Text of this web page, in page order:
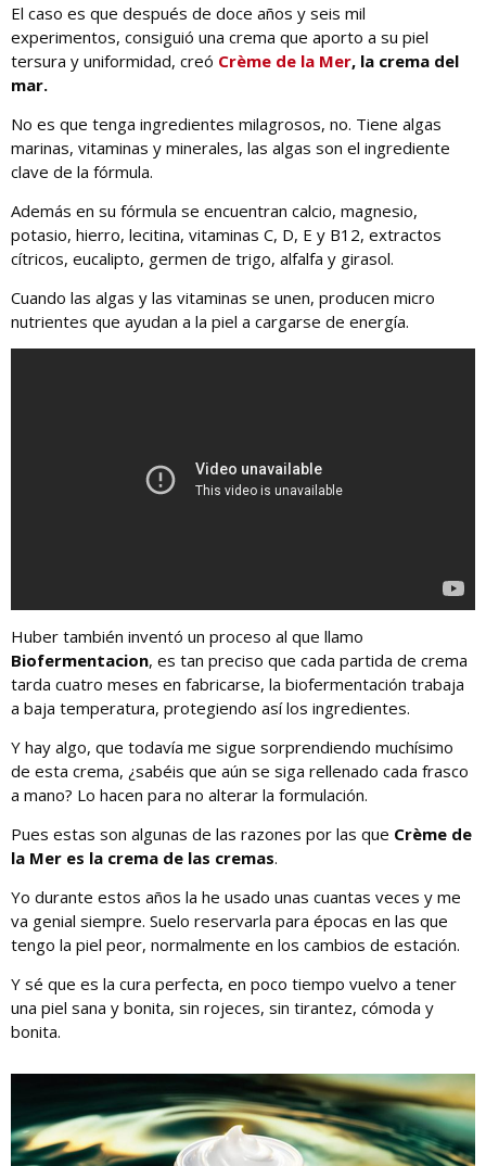
El caso es que después de doce años y seis mil
experimentos, consiguió una crema que aporto a su piel
tersura y uniformidad, creó Crème de la Mer, la crema del
mar.
No es que tenga ingredientes milagrosos, no. Tiene algas
marinas, vitaminas y minerales, las algas son el ingrediente
clave de la fórmula.
Además en su fórmula se encuentran calcio, magnesio,
potasio, hierro, lecitina, vitaminas C, D, E y B12, extractos
cítricos, eucalipto, germen de trigo, alfalfa y girasol.
Cuando las algas y las vitaminas se unen, producen micro
nutrientes que ayudan a la piel a cargarse de energía.
Huber también inventó un proceso al que llamo
Biofermentacion, es tan preciso que cada partida de crema
tarda cuatro meses en fabricarse, la biofermentación trabaja
a baja temperatura, protegiendo así los ingredientes.
Y hay algo, que todavía me sigue sorprendiendo muchísimo
de esta crema, ¿sabéis que aún se siga rellenado cada frasco
a mano? Lo hacen para no alterar la formulación.
Pues estas son algunas de las razones por las que Crème de
la Mer es la crema de las cremas.
Yo durante estos años la he usado unas cuantas veces y me
va genial siempre. Suelo reservarla para épocas en las que
tengo la piel peor, normalmente en los cambios de estación.
Y sé que es la cura perfecta, en poco tiempo vuelvo a tener
una piel sana y bonita, sin rojeces, sin tirantez, cómoda y
bonita.